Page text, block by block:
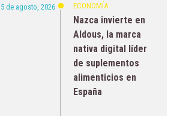
5 de agosto, 2026 ECONOMÍA
Nazca invierte en
Aldous, la marca
nativa digital líder
de suplementos
alimenticios en
España